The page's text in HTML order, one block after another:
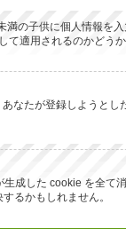
の子供に個人情報
適用されるのかどう
なたが登録しようと
成した cookie を全
るかもしれません。